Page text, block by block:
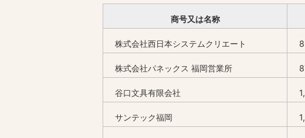
商号又は名称
株式会社西日本システムクリエート
株式会社パネックス 福岡営業所
谷口文具有限会社
サンテック福岡